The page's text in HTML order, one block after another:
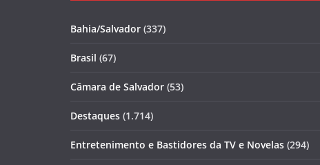
Bahia/Salvador (337)
Brasil (67)
Câmara de Salvador (53)
Destaques (1.714)
Entretenimento e Bastidores da TV e Novelas (294)